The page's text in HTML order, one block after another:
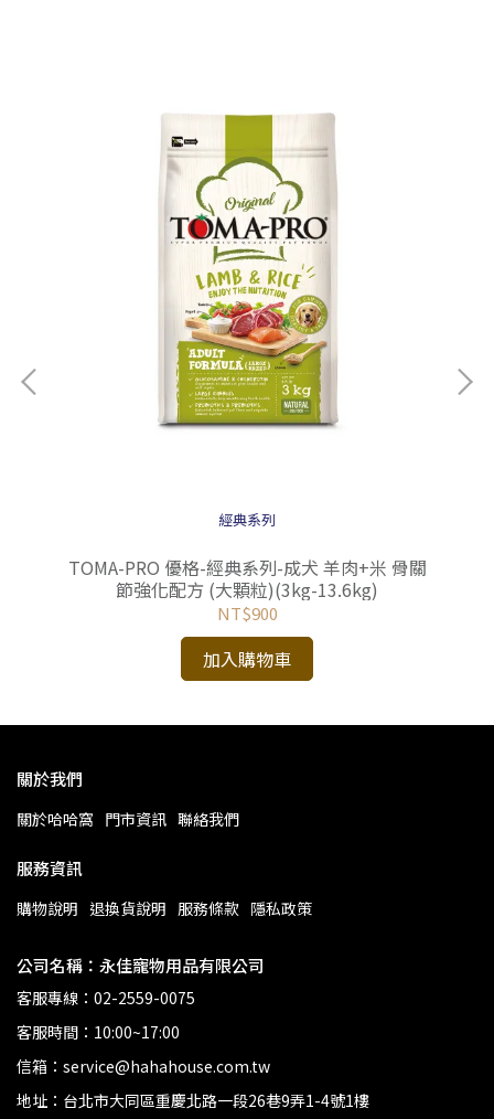
經典系列
TOMA-PRO 優格-經典系列-成犬 羊肉+米 骨關
節強化配方 (大顆粒)(3kg-13.6kg)
NT$900
加入購物車
關於我們
關於哈哈窩 門市資訊 聯絡我們
服務資訊
購物說明 退換貨說明 服務條款 隱私政策
公司名稱：永佳寵物用品有限公司
客服專線：02-2559-0075
客服時間：10:00~17:00
信箱：service@hahahouse.com.tw
地址：台北市大同區重慶北路一段26巷9弄1-4號1樓